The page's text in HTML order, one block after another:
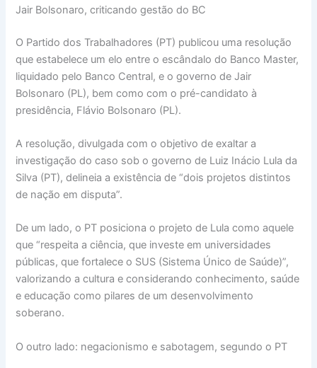
Jair Bolsonaro, criticando gestão do BC
O Partido dos Trabalhadores (PT) publicou uma resolução
que estabelece um elo entre o escândalo do Banco Master,
liquidado pelo Banco Central, e o governo de Jair
Bolsonaro (PL), bem como com o pré-candidato à
presidência, Flávio Bolsonaro (PL).
A resolução, divulgada com o objetivo de exaltar a
investigação do caso sob o governo de Luiz Inácio Lula da
Silva (PT), delineia a existência de “dois projetos distintos
de nação em disputa”.
De um lado, o PT posiciona o projeto de Lula como aquele
que “respeita a ciência, que investe em universidades
públicas, que fortalece o SUS (Sistema Único de Saúde)”,
valorizando a cultura e considerando conhecimento, saúde
e educação como pilares de um desenvolvimento
soberano.
O outro lado: negacionismo e sabotagem, segundo o PT